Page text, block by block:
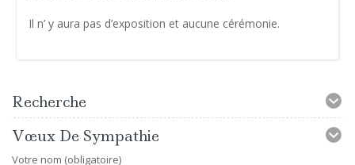
Il n’ y aura pas d’exposition et aucune cérémonie.
Recherche
Vœux De Sympathie
Votre nom (obligatoire)